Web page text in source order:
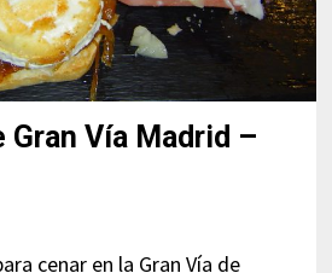
Gran Vía Madrid –
cenar en la Gran Vía de